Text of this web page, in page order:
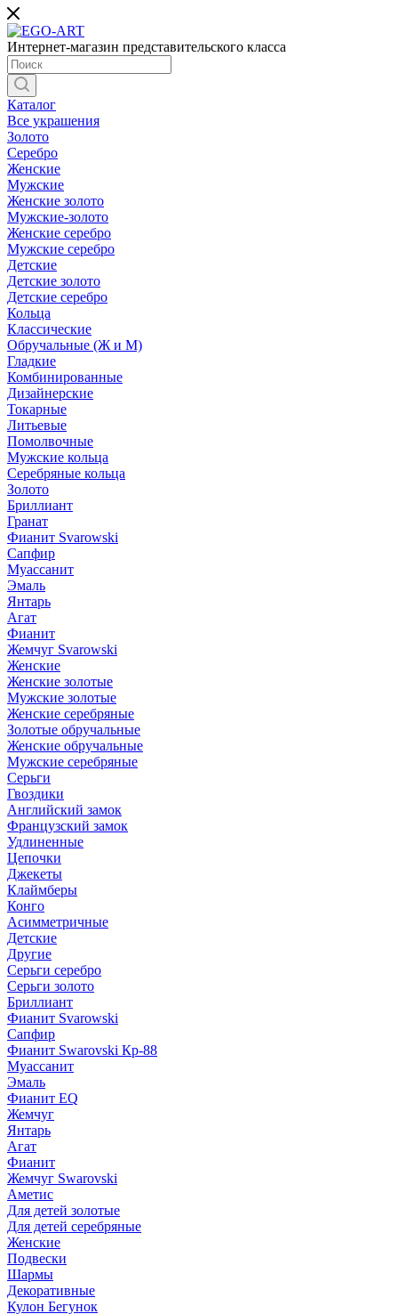
Интернет-магазин представительского класса
Каталог
Все украшения
Золото
Серебро
Женские
Мужские
Женские золото
Мужские-золото
Женские серебро
Мужские серебро
Детские
Детские золото
Детские серебро
Кольца
Классические
Обручальные (Ж и М)
Гладкие
Комбинированные
Дизайнерские
Токарные
Литьевые
Помолвочные
Мужские кольца
Серебряные кольца
Золото
Бриллиант
Гранат
Фианит Svarowski
Сапфир
Муассанит
Эмаль
Янтарь
Агат
Фианит
Жемчуг Svarowski
Женские
Женские золотые
Мужские золотые
Женские серебряные
Золотые обручальные
Женские обручальные
Мужские серебряные
Серьги
Гвоздики
Английский замок
Французский замок
Удлиненные
Цепочки
Джекеты
Клаймберы
Конго
Асимметричные
Детские
Другие
Серьги серебро
Серьги золото
Бриллиант
Фианит Svarowski
Сапфир
Фианит Swarovski Кр-88
Муассанит
Эмаль
Фианит EQ
Жемчуг
Янтарь
Агат
Фианит
Жемчуг Swarovski
Аметис
Для детей золотые
Для детей серебряные
Женские
Подвески
Шармы
Декоративные
Кулон Бегунок